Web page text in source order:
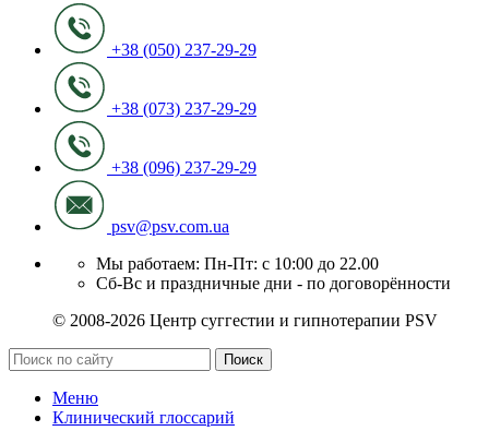
+38 (050) 237-29-29
+38 (073) 237-29-29
+38 (096) 237-29-29
psv@psv.com.ua
Мы работаем: Пн-Пт: с 10:00 до 22.00
Сб-Вс и праздничные дни - по договорённости
© 2008-2026 Центр суггестии и гипнотерапии PSV
Поиск
Меню
Клинический глоссарий